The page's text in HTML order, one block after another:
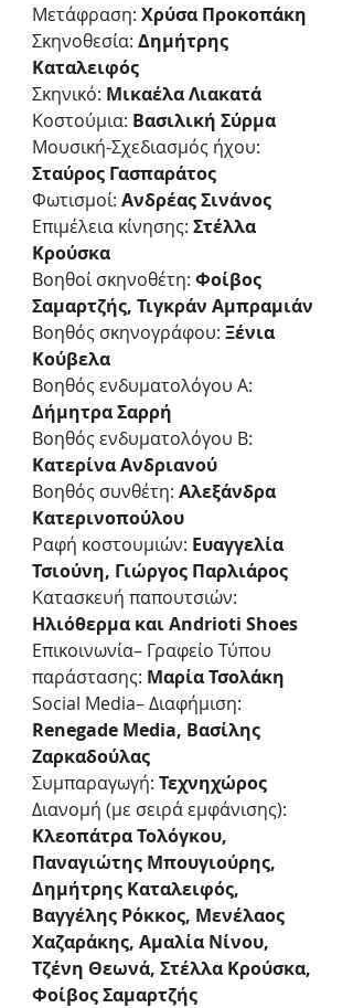
Μετάφραση: Χρύσα Προκοπάκη
Σκηνοθεσία: Δημήτρης
Καταλειφός
Σκηνικό: Μικαέλα Λιακατά
Κοστούμια: Βασιλική Σύρμα
Μουσική-Σχεδιασμός ήχου:
Σταύρος Γασπαράτος
Φωτισμοί: Ανδρέας Σινάνος
Επιμέλεια κίνησης: Στέλλα
Κρούσκα
Βοηθοί σκηνοθέτη: Φοίβος
Σαμαρτζής, Τιγκράν Αμπραμιάν
Βοηθός σκηνογράφου: Ξένια
Κούβελα
Βοηθός ενδυματολόγου Α:
Δήμητρα Σαρρή
Βοηθός ενδυματολόγου Β:
Κατερίνα Ανδριανού
Βοηθός συνθέτη: Αλεξάνδρα
Κατερινοπούλου
Ραφή κοστουμιών: Ευαγγελία
Τσιούνη, Γιώργος Παρλιάρος
Κατασκευή παπουτσιών:
Ηλιόθερμα και Andrioti Shoes
Επικοινωνία– Γραφείο Τύπου
παράστασης: Μαρία Τσολάκη
Social Media– Διαφήμιση:
Renegade Media, Βασίλης
Ζαρκαδούλας
Συμπαραγωγή: Τεχνηχώρος
Διανομή (με σειρά εμφάνισης):
Κλεοπάτρα Τολόγκου,
Παναγιώτης Μπουγιούρης,
Δημήτρης Καταλειφός,
Βαγγέλης Ρόκκος, Μενέλαος
Χαζαράκης, Αμαλία Νίνου,
Τζένη Θεωνά, Στέλλα Κρούσκα,
Φοίβος Σαμαρτζής